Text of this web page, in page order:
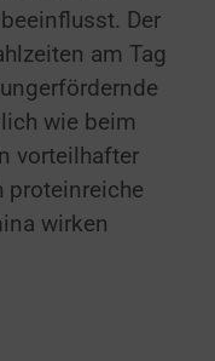
Der
am Tag
wie beim
vorteilhafter
proteinreiche
wirken